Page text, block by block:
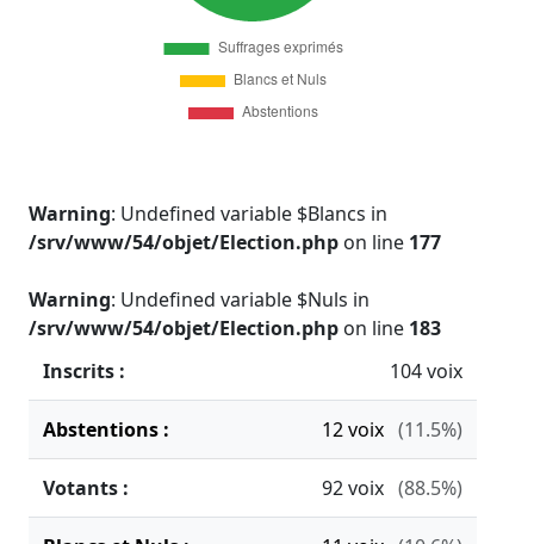
Warning: Undefined variable $Blancs in
/srv/www/54/objet/Election.php on line 177
Warning: Undefined variable $Nuls in
/srv/www/54/objet/Election.php on line 183
Inscrits :
104 voix
Abstentions : 12voix (11.5%)
Votants : 92voix (88.5%)